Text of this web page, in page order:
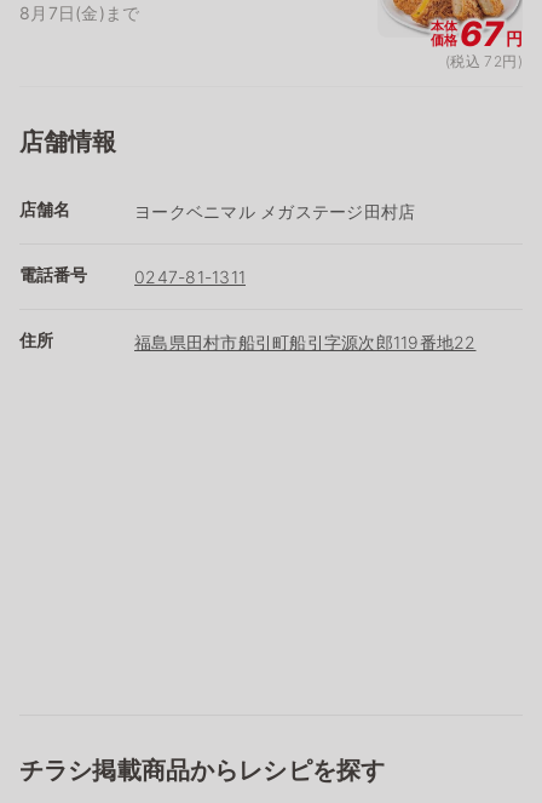
8月7日(金)まで
本体
価格67円
(税込 72円)
店舗情報
店舗名 ヨークベニマル メガステージ田村店
電話番号 0247-81-1311
住所 福島県田村市船引町船引字源次郎119番地22
チラシ掲載商品からレシピを探す